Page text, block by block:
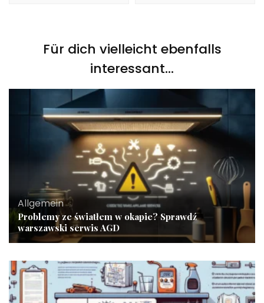
Für dich vielleicht ebenfalls
interessant...
Allgemein
Problemy ze światłem w okapie? Sprawdź
warszawski serwis AGD